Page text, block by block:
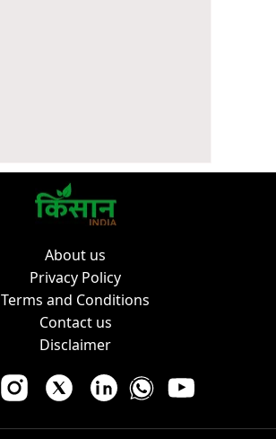
About us
Privacy Policy
Terms and Conditions
Contact us
Disclaimer